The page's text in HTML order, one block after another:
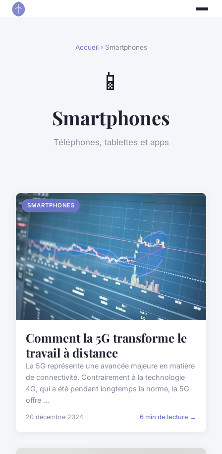
Accueil› Smartphones
📱
Smartphones
Téléphones, tablettes et apps
SMARTPHONES
Comment la 5G transforme le
travail à distance
La 5G représente une avancée majeure en matière
de connectivité. Contrairement à la technologie
4G, qui a été pendant longtemps la norme, la 5G
offre ...
20 décembre 2024 6 min de lecture →